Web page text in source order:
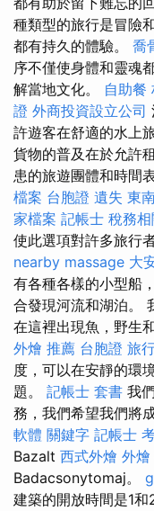
種類型的旅行是冒險
都有持久的體驗。 喬
序不僅使身體和靈魂
解當地文化。 自助餐
證 外商投資設立公司
許遊客在舒適的水上
貨物的普及在於允許
患的旅遊團體和時間
檔案 台胞證 遺失 東
家檔案 記帳士 稅務
使此選項對許多旅行
nearby massage 大
有各種各樣的小型船
合發現河流和湖泊。
在這裡出現魚，野生
外燴 推薦 台胞證 旅
度，可以在安靜的環
題。 記帳士 套書 我
務，我們希望我們將
軟體 關鍵字 記帳士
Bazalt 西式外燴 外
Badacsonytomaj。
建築的開放時間是1